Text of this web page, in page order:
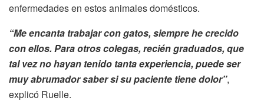
enfermedades en estos animales domésticos.
“Me encanta trabajar con gatos, siempre he crecido
con ellos. Para otros colegas, recién graduados, que
tal vez no hayan tenido tanta experiencia, puede ser
muy abrumador saber si su paciente tiene dolor”,
explicó Ruelle.